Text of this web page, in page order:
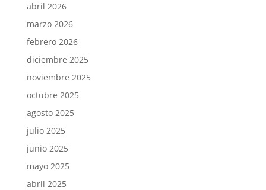
abril 2026
marzo 2026
febrero 2026
diciembre 2025
noviembre 2025
octubre 2025
agosto 2025
julio 2025
junio 2025
mayo 2025
abril 2025